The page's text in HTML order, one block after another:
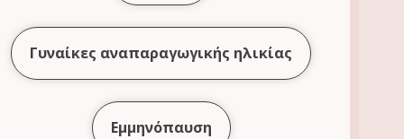
Γυναίκες αναπαραγωγικής ηλικίας
Εμμηνόπαυση